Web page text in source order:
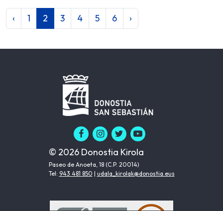
‹ 1 2 3 4 5 6 ›
© 2026 Donostia Kirola
Paseo de Anoeta, 18 (C.P. 20014)
Tel: 943 481 850 | udala_kirolak@donostia.eus